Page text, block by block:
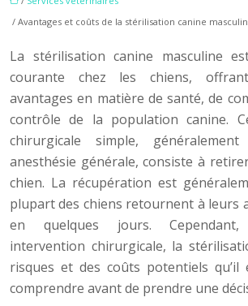
/ Avantages et coûts de la stérilisation canine
La stérilisation canine masculine
courante chez les chiens,
avantages en matière de santé, de
contrôle de la population canine.
chirurgicale simple,
anesthésie générale, consiste à
chien. La récupération est
plupart des chiens retournent à leurs
en quelques jours.
intervention chirurgicale, la
risques et des coûts potentiels
comprendre avant de prendre une